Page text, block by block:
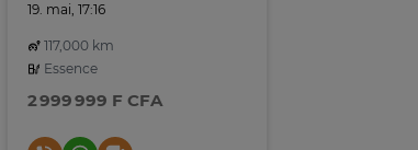
19. mai, 17:16
117,000 km
Essence
2 999 999 F CFA